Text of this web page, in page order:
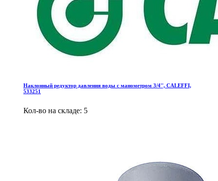
Наклонный редуктор давления воды c манометром 3/4'', CALEFFI,
533251
Кол-во на складе: 5